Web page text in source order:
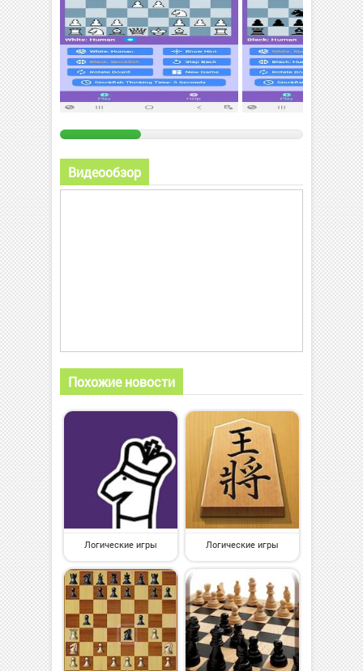
Видеообзор
Похожие новости
Логические игры Логические игры